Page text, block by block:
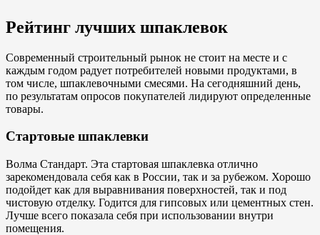
Рейтинг лучших шпаклевок
Современный строительный рынок не стоит на месте и с
каждым годом радует потребителей новыми продуктами, в
том числе, шпаклевочными смесями. На сегодняшний день,
по результатам опросов покупателей лидируют определенные
товары.
Стартовые шпаклевки
Волма Стандарт. Эта стартовая шпаклевка отлично
зарекомендовала себя как в России, так и за рубежом. Хорошо
подойдет как для выравнивания поверхностей, так и под
чистовую отделку. Годится для гипсовых или цементных стен.
Лучше всего показала себя при использовании внутри
помещения.